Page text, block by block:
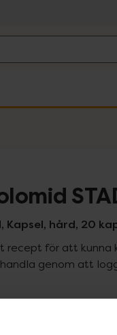
Kapsel, hård, 20
recept för att kunna
genom att
Pris med